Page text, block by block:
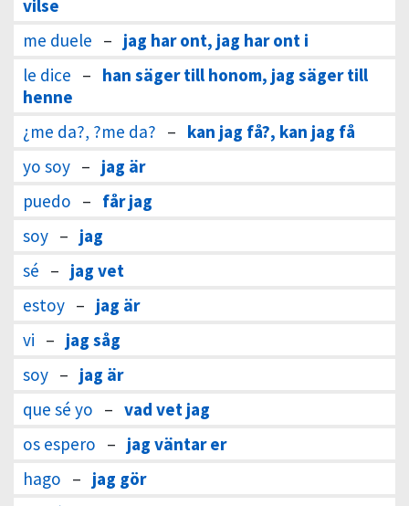
vilse
me duele – jag har ont, jag har ont i
le dice – han säger till honom, jag säger till
henne
¿me da?, ?me da? – kan jag få?, kan jag få
yo soy – jag är
puedo – får jag
soy – jag
sé – jag vet
estoy – jag är
vi – jag såg
soy – jag är
que sé yo – vad vet jag
os espero – jag väntar er
hago – jag gör